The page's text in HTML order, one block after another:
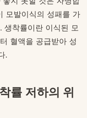
모발이식의 성패를 가
생착률이란 이식된 모
혈액을 공급받아 성
.
률 저하의 위